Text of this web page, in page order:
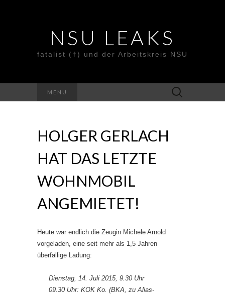
NSU LEAKS
fatalist (†) und der Arbeitskreis NSU
MENU
Suche
nach:
HOLGER GERLACH
HAT DAS LETZTE
WOHNMOBIL
ANGEMIETET!
Heute war endlich die Zeugin Michele Arnold
vorgeladen, eine seit mehr als 1,5 Jahren
überfällige Ladung:
Dienstag, 14. Juli 2015, 9.30 Uhr
09.30 Uhr: KOK Ko. (BKA, zu Alias-